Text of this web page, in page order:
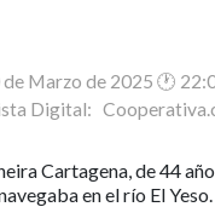
Marzo de 2025 🕐
Digital:
Cartagena, de 44
en el río El Yeso.